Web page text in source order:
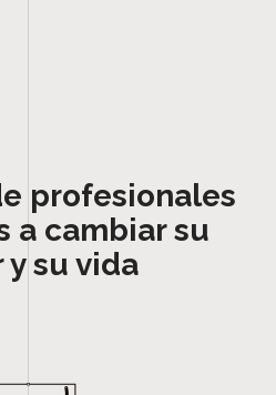
profesionales
a cambiar su
y su vida